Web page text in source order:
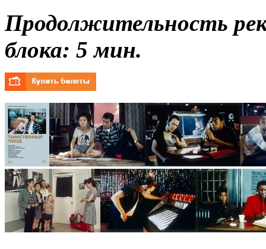
Продолжительность
блока: 5 мин.